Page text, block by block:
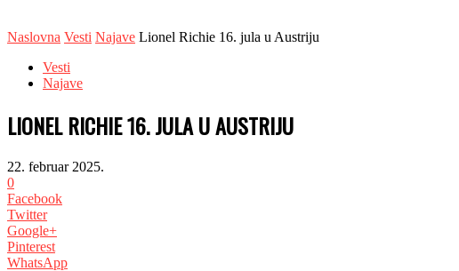
Naslovna Vesti Najave Lionel Richie 16. jula u Austriju
Vesti
Najave
LIONEL RICHIE 16. JULA U AUSTRIJU
22. februar 2025.
0
Facebook
Twitter
Google+
Pinterest
WhatsApp